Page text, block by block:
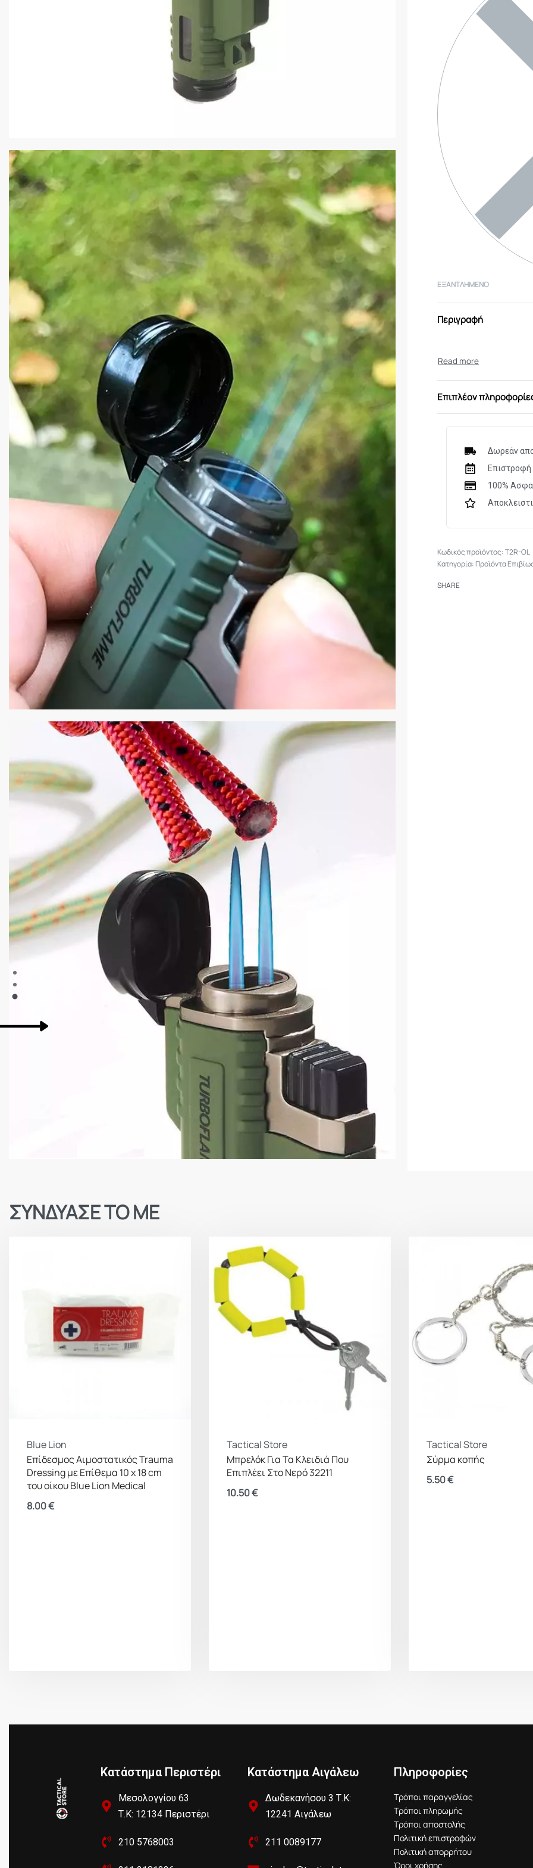
ΕΞΑΝΤΛΗΜΈΝΟ
Περιγραφή
Επιπλέον
Δωρεάν
Επιστροφή
100%
T2R-OL
Κατηγορία: Προϊόντα
SHARE
ΣΥΝΔΥΑΣΕ ΤΟ ΜΕ
Blue Lion
Επίδεσμος Αιμοστατικός Trauma
Dressing με Επίθεμα 10 x 18 cm
του οίκου Blue Lion Medical
8.00€
Tactical Store
Μπρελόκ Για Τα Κλειδιά Που
Επιπλέει Στο Νερό 32211
10.50€
Tactical Store
Σύρμα κοπής
5.50€
Κατάστημα Περιστέρι
Μεσολογγίου 63
Τ.Κ: 12134 Περιστέρι
210 5768003
Κατάστημα Αιγάλεω
Δωδεκανήσου 3 Τ.Κ:
12241 Αιγάλεω
211 0089177
Πληροφορίες
Τρόποι παραγγελίας
Τρόποι πληρωμής
Τρόποι αποστολής
Πολιτική επιστροφών
Πολιτική απορρήτου
Όροι χρήσης